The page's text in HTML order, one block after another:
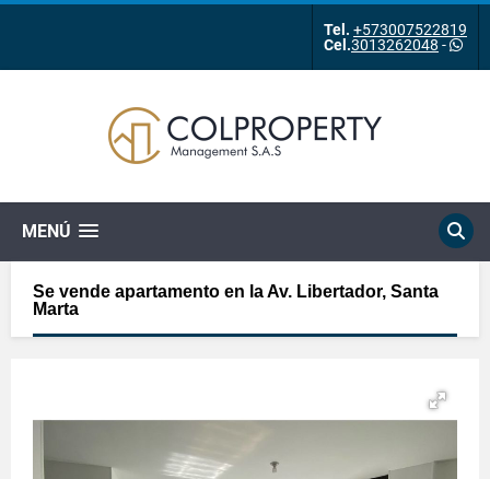
Tel. +573007522819
Cel.3013262048 -
MENÚ
Se vende apartamento en la Av. Libertador, Santa
Marta